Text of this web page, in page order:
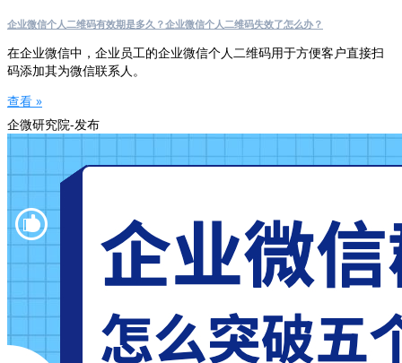
企业微信个人二维码有效期是多久？企业微信个人二维码失效了怎么办？
在企业微信中，企业员工的企业微信个人二维码用于方便客户直接扫
码添加其为微信联系人。
查看 »
企微研究院-发布